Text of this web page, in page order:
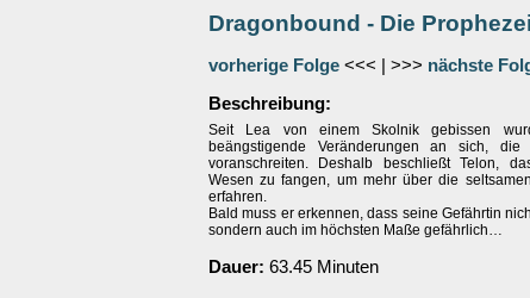
Dragonbound - Die
vorherige Folge <<< | >>> nächste
Beschreibung:
Seit Lea von einem Skolnik gebissen
beängstigende Veränderungen an sich, die
voranschreiten. Deshalb beschließt Telon,
Wesen zu fangen, um mehr über die
erfahren.
Bald muss er erkennen, dass seine Gefährtin
sondern auch im höchsten Maße gefährlich…
Dauer: 63.45 Minuten